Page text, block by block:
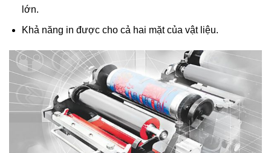
lớn.
Khả năng in được cho cả hai mặt của vật liệu.